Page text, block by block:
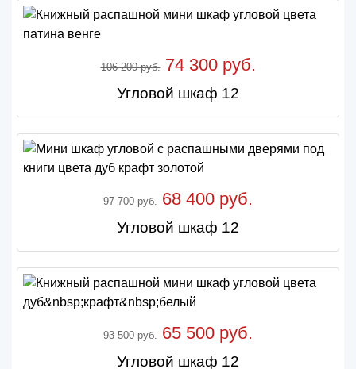
106 200 руб.74 300 руб.
Угловой шкаф 12
97 700 руб. 68 400 руб.
Угловой шкаф 12
93 500 руб. 65 500 руб.
Угловой шкаф 12